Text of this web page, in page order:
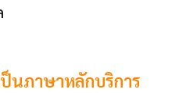
นภาษาหลักบริการ